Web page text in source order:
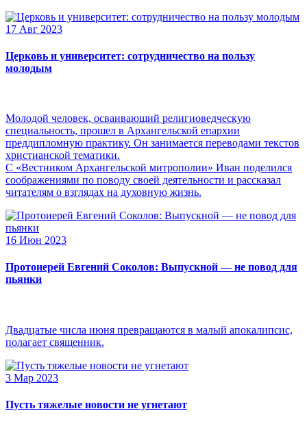
17 Авг 2023
Церковь и университет: сотрудничество на пользу
молодым
Молодой человек, осваивающий религиоведческую
специальность, прошел в Архангельской епархии
преддипломную практику. Он занимается переводами текстов
христианской тематики.
С «Вестником Архангельской митрополии» Иван поделился
соображениями по поводу своей деятельности и рассказал
читателям о взглядах на духовную жизнь.
16 Июн 2023
Протоиерей Евгений Соколов: Выпускной — не повод для
пьянки
Двадцатые числа июня превращаются в малый апокалипсис,
полагает священник.
3 Мар 2023
Пусть тяжелые новости не угнетают